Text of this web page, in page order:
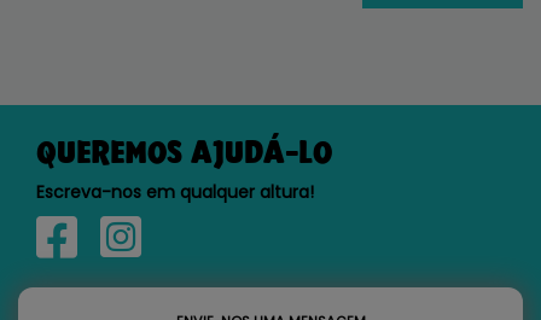
QUEREMOS AJUDÁ-LO
Escreva-nos em qualquer altura!